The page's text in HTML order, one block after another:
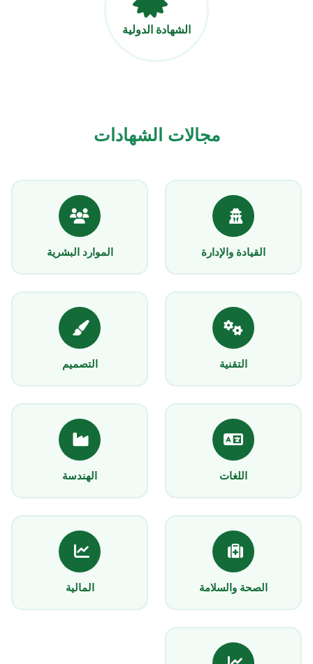
الشهادة الدولية
مجالات الشهادات
القيادة والإدارة الموارد البشرية
التقنية التصميم
اللغات الهندسة
الصحة والسلامة المالية